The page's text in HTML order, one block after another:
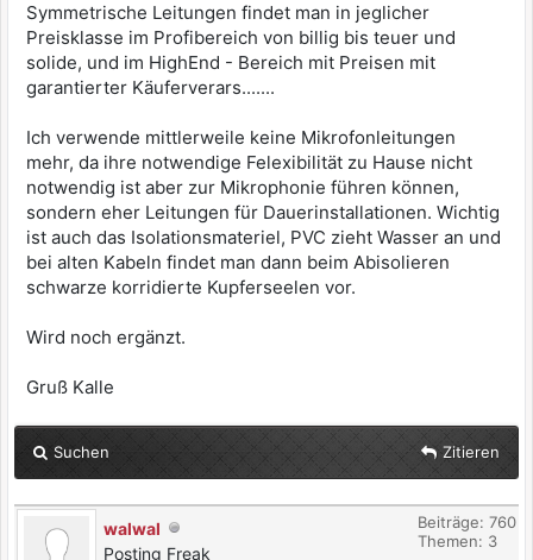
Symmetrische Leitungen findet man in jeglicher
Preisklasse im Profibereich von billig bis teuer und
solide, und im HighEnd - Bereich mit Preisen mit
garantierter Käuferverars.......
Ich verwende mittlerweile keine Mikrofonleitungen
mehr, da ihre notwendige Felexibilität zu Hause nicht
notwendig ist aber zur Mikrophonie führen können,
sondern eher Leitungen für Dauerinstallationen. Wichtig
ist auch das Isolationsmateriel, PVC zieht Wasser an und
bei alten Kabeln findet man dann beim Abisolieren
schwarze korridierte Kupferseelen vor.
Wird noch ergänzt.
Gruß Kalle
Suchen Zitieren
walwal
Posting Freak
Beiträge: 760
Themen: 3